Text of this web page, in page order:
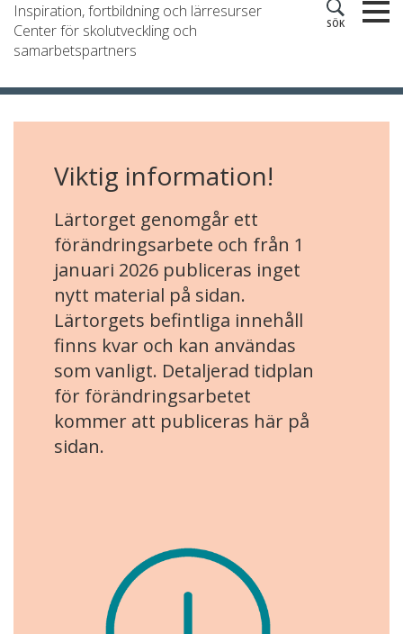
Inspiration, fortbildning och lärresurser
Center för skolutveckling och
samarbetspartners
SÖK
Viktig information!
Lärtorget genomgår ett
förändringsarbete och från 1
januari 2026 publiceras inget
nytt material på sidan.
Lärtorgets befintliga innehåll
finns kvar och kan användas
som vanligt. Detaljerad tidplan
för förändringsarbetet
kommer att publiceras här på
sidan.